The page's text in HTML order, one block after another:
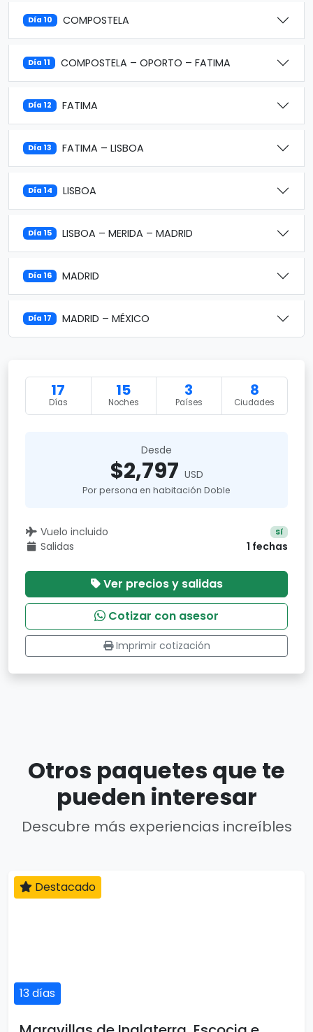
Día 10 COMPOSTELA
Día 11 COMPOSTELA – OPORTO – FATIMA
Día 12 FATIMA
Día 13 FATIMA – LISBOA
Día 14 LISBOA
Día 15 LISBOA – MERIDA – MADRID
Día 16 MADRID
Día 17 MADRID – MÉXICO
17
Días
15
Noches
3
Países
8
Ciudades
Desde
$2,797 USD
Por persona en habitación Doble
Vuelo incluido Sí
Salidas 1 fechas
Ver precios y salidas
Cotizar con asesor
Imprimir cotización
Otros paquetes que te
pueden interesar
Descubre más experiencias increíbles
13 días
Destacado